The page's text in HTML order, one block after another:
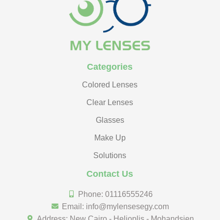
Categories
Colored Lenses
Clear Lenses
Glasses
Make Up
Solutions
Contact Us
Phone: 01116555246
Email: info@mylensesegy.com